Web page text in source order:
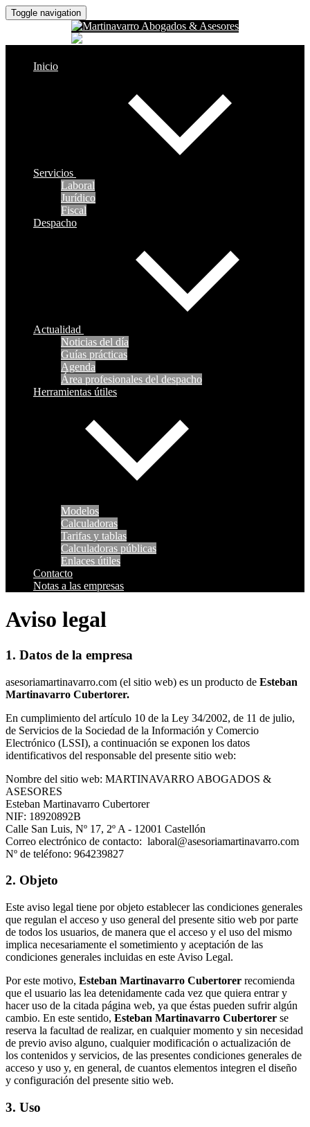
Toggle navigation
Inicio
Servicios
Laboral
Jurídico
Fiscal
Despacho
Actualidad
Noticias del día
Guías prácticas
Agenda
Área profesionales del despacho
Herramientas útiles
Modelos
Calculadoras
Tarifas y tablas
Calculadoras públicas
Enlaces útiles
Contacto
Notas a las empresas
Aviso legal
1. Datos de la empresa
asesoriamartinavarro.com (el sitio web) es un producto de Esteban
Martinavarro Cubertorer.
En cumplimiento del artículo 10 de la Ley 34/2002, de 11 de julio,
de Servicios de la Sociedad de la Información y Comercio
Electrónico (LSSI), a continuación se exponen los datos
identificativos del responsable del presente sitio web:
Nombre del sitio web: MARTINAVARRO ABOGADOS &
ASESORES
Esteban Martinavarro Cubertorer
NIF: 18920892B
Calle San Luis, Nº 17, 2º A - 12001 Castellón
Correo electrónico de contacto: laboral@asesoriamartinavarro.com
Nº de teléfono: 964239827
2. Objeto
Este aviso legal tiene por objeto establecer las condiciones generales
que regulan el acceso y uso general del presente sitio web por parte
de todos los usuarios, de manera que el acceso y el uso del mismo
implica necesariamente el sometimiento y aceptación de las
condiciones generales incluidas en este Aviso Legal.
Por este motivo, Esteban Martinavarro Cubertorer recomienda
que el usuario las lea detenidamente cada vez que quiera entrar y
hacer uso de la citada página web, ya que éstas pueden sufrir algún
cambio. En este sentido, Esteban Martinavarro Cubertorer se
reserva la facultad de realizar, en cualquier momento y sin necesidad
de previo aviso alguno, cualquier modificación o actualización de
los contenidos y servicios, de las presentes condiciones generales de
acceso y uso y, en general, de cuantos elementos integren el diseño
y configuración del presente sitio web.
3. Uso